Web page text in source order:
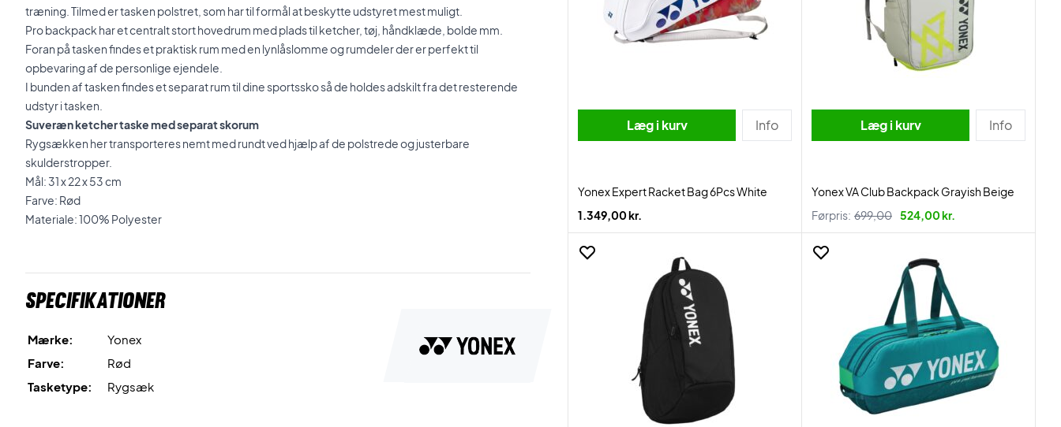
træning. Tilmed er tasken polstret, som har til formål at beskytte udstyret mest muligt.
Pro backpack har et centralt stort hovedrum med plads til ketcher, tøj, håndklæde, bolde mm.
Foran på tasken findes et praktisk rum med en lynlåslomme og rumdeler der er perfekt til
opbevaring af de personlige ejendele.
I bunden af tasken findes et separat rum til dine sportssko så de holdes adskilt fra det resterende
udstyr i tasken.
Suveræn ketcher taske med separat skorum
Rygsækken her transporteres nemt med rundt ved hjælp af de polstrede og justerbare
skulderstropper.
Mål: 31 x 22 x 53 cm
Farve: Rød
Materiale: 100% Polyester
Specifikationer
Mærke:
Yonex
Farve:
Rød
Tasketype:
Rygsæk
Læg i kurv Info
Yonex Expert Racket Bag 6Pcs White
1.349,00 kr.
Læg i kurv Info
Yonex VA Club Backpack Grayish Beige
Førpris: 699,00 524,00 kr.